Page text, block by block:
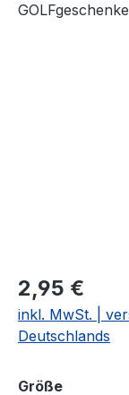
2,95 €
inkl. MwSt. |
Deutschlands
Größe